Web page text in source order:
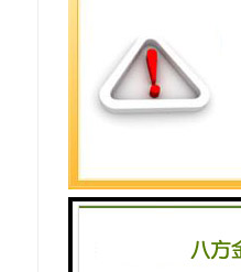
智能三相用电检查仪可
动判断48种接线方式；
可校验电压表、电流表